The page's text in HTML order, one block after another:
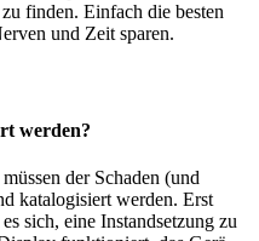
finden. Einfach die besten
und Zeit sparen.
werden?
der Schaden (und
katalogisiert werden. Erst
sich, eine Instandsetzung zu